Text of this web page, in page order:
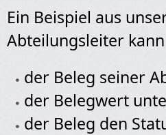
Ein Beispiel aus
Abteilungsleiter
der Beleg seiner
der Belegwert
der Beleg den